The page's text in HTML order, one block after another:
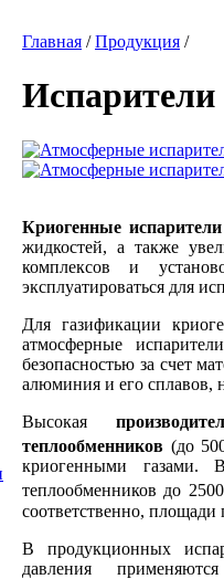
Главная /Продукция /
Криогенные
жидкостей, а также
комплексов и
эксплуатироваться для
Для газификации
атмосферные
безопасностью за счет
алюминия и его сплавов,
Высокая
теплообменников (до
криогенными газами.
теплообменников до
соответственно, площади
В продукционных
давления